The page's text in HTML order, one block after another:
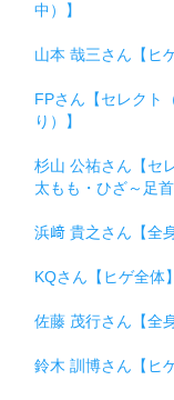
中）】
山本 哉三さん【ヒ
FPさん【セレクト
り）】
杉山 公祐さん【セ
太もも・ひざ～足首
浜﨑 貴之さん【全
KQさん【ヒゲ全体】
佐藤 茂行さん【全
鈴木 訓博さん【ヒ